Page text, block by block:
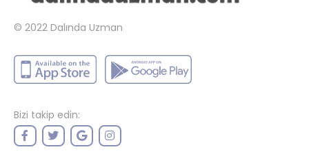
© 2022 Dalında Uzman
Bizi takip edin: